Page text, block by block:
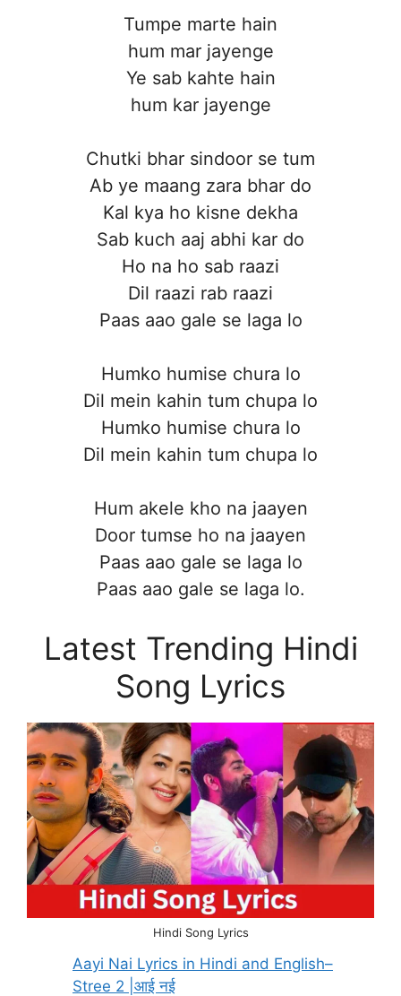
Tumpe marte hain
hum mar jayenge
Ye sab kahte hain
hum kar jayenge
Chutki bhar sindoor se tum
Ab ye maang zara bhar do
Kal kya ho kisne dekha
Sab kuch aaj abhi kar do
Ho na ho sab raazi
Dil raazi rab raazi
Paas aao gale se laga lo
Humko humise chura lo
Dil mein kahin tum chupa lo
Humko humise chura lo
Dil mein kahin tum chupa lo
Hum akele kho na jaayen
Door tumse ho na jaayen
Paas aao gale se laga lo
Paas aao gale se laga lo.
Latest Trending Hindi
Song Lyrics
Hindi Song Lyrics
Aayi Nai Lyrics in Hindi and English–
Stree 2 |आई नई